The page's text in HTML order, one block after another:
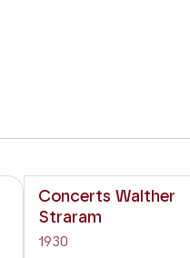
Concerts Walther
Straram
1930